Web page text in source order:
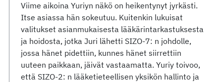
Viime aikoina Yuriyn näkö on heikentynyt jyrkästi.
Itse asiassa hän sokeutuu. Kuitenkin lukuisat
valitukset asianmukaisesta lääkärintarkastuksesta
ja hoidosta, jotka Juri lähetti SIZO-7: n johdolle,
jossa hänet pidettiin, kunnes hänet siirrettiin
uuteen paikkaan, jäivät vastaamatta. Yuriy toivoo,
että SIZO-2: n lääketieteellisen yksikön hallinto ja